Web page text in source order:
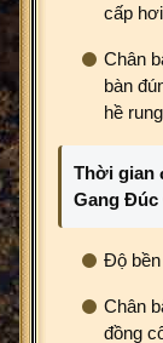
cấp
Chân
bàn
hề
Thời gian
Gang Đúc
Độ bền
Chân
đồng